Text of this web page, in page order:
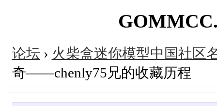
论坛 › 火柴盒迷你模型中国社区
奇——chenly75兄的收藏历程